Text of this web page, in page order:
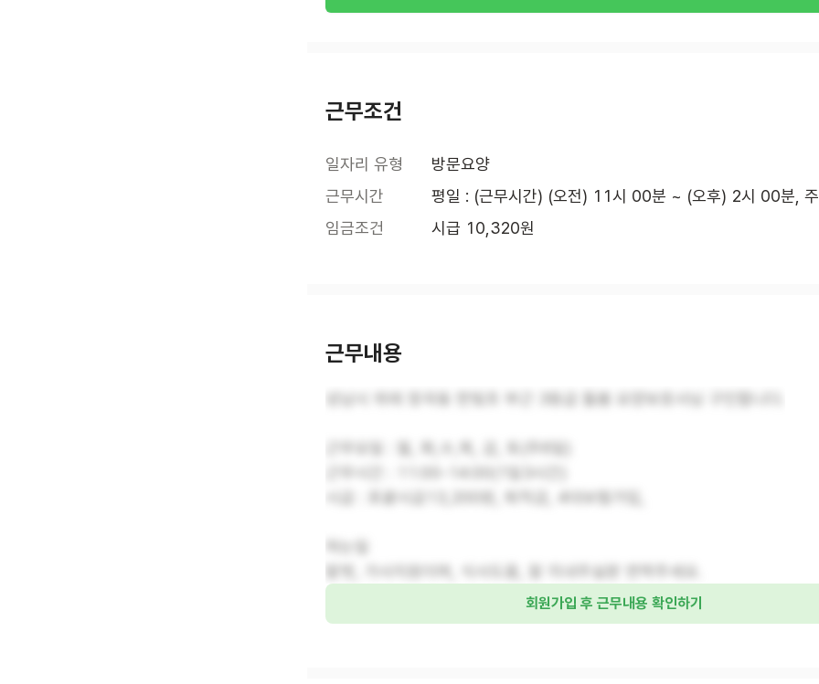
근무조건
일자리 유형
방문요양
근무시간
평일 : (근무시간) (오전) 11시 00분 ~ (오후) 2시 00분,
임금조건
시급 10,320원
근무내용
말벗, 가사지원이며, 식사도움, 잘 지내주실분 연락주세요.
회원가입 후 근무내용 확인하기